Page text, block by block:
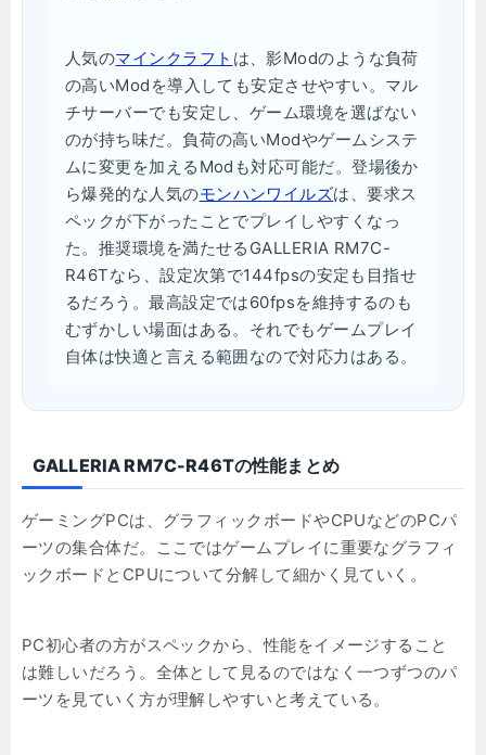
人気のマインクラフト は、影Modのような負荷
の高いModを導入しても安定させやすい。マル
チサーバーでも安定し、ゲーム環境を選ばない
のが持ち味だ。負荷の高いModやゲームシステ
ムに変更を加えるModも対応可能だ。登場後か
ら爆発的な人気のモンハンワイルズは、要求ス
ペックが下がったことでプレイしやすくなっ
た。推奨環境を満たせるGALLERIA RM7C-
R46Tなら、設定次第で144fpsの安定も目指せ
るだろう。最高設定では60fpsを維持するのも
むずかしい場面はある。それでもゲームプレイ
自体は快適と言える範囲なので対応力はある。
GALLERIA RM7C-R46Tの性能まとめ
ゲーミングPCは、グラフィックボードやCPUなどのPCパ
ーツの集合体だ。ここではゲームプレイに重要なグラフィ
ックボードとCPUについて分解して細かく見ていく。
PC初心者の方がスペックから、性能をイメージすること
は難しいだろう。全体として見るのではなく一つずつのパ
ーツを見ていく方が理解しやすいと考えている。